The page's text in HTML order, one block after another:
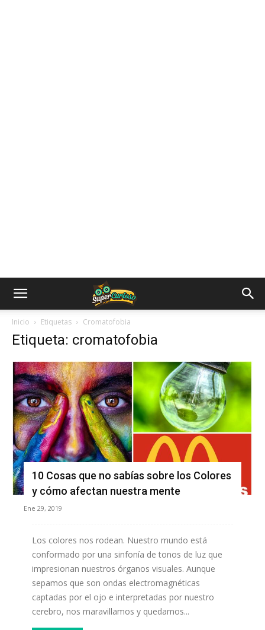
Inicio Etiquetas Cromatofobia
Etiqueta: cromatofobia
10 Cosas que no sabías sobre los Colores
y cómo afectan nuestra mente
Ene 29, 2019
Los colores nos rodean. Nuestro mundo está
conformado por una sinfonía de tonos de luz que
impresionan nuestros órganos visuales. Aunque
sepamos que son ondas electromagnéticas
captadas por el ojo e interpretadas por nuestro
cerebro, nos maravillamos y quedamos...